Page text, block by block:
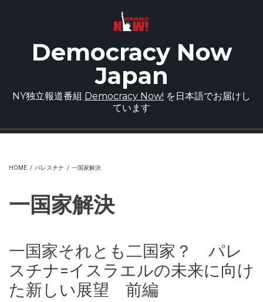
Democracy Now
Japan
NY独立報道番組 Democracy Now! を日本語でお届けし
ています
HOME / パレスチナ / 一国家解決
一国家解決
一国家それとも二国家？ パレ
スチナ=イスラエルの未来に向け
た新しい展望 前編